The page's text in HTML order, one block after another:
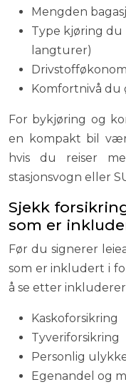
Mengden
Type kjøring du
langturer)
Komfortnivå du
For bykjøring og
en kompakt bil
hvis du reiser
stasjonsvogn eller
Sjekk
som er
Før du signerer
som er inkludert i
å se etter
Kaskoforsikring
Tyveriforsikring
Personlig
Egenandel og